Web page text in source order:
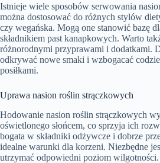
Istnieje wiele sposobów serwowania
można dostosować do różnych stylów
czy wegańska. Mogą one stanowić bazę
składnikiem past kanapkowych. Warto
różnorodnymi przyprawami i dodatkami.
odkrywać nowe smaki i wzbogacać
posiłkami.
Uprawa nasion roślin strączkowych
Hodowanie nasion roślin strączkowych
oświetlonego słońcem, co sprzyja ich
bogata w składniki odżywcze i dobrze
idealne warunki dla korzeni. Niezbędne
utrzymać odpowiedni poziom wilgotności.